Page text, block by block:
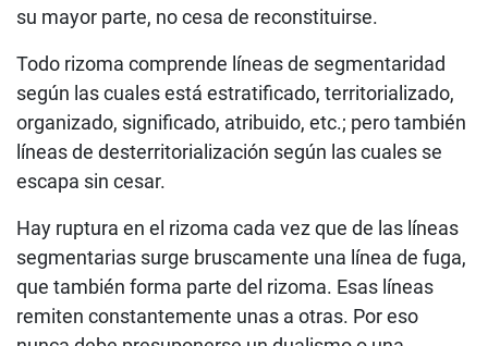
su mayor parte, no cesa de reconstituirse.
Todo rizoma comprende líneas de segmentaridad
según las cuales está estratificado, territorializado,
organizado, significado, atribuido, etc.; pero también
líneas de desterritorialización según las cuales se
escapa sin cesar.
Hay ruptura en el rizoma cada vez que de las líneas
segmentarias surge bruscamente una línea de fuga,
que también forma parte del rizoma. Esas líneas
remiten constantemente unas a otras. Por eso